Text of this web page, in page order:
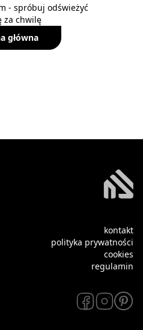
- spróbuj odświeżyć
za chwilę
główna
kontakt
polityka prywatności
cookies
regulamin